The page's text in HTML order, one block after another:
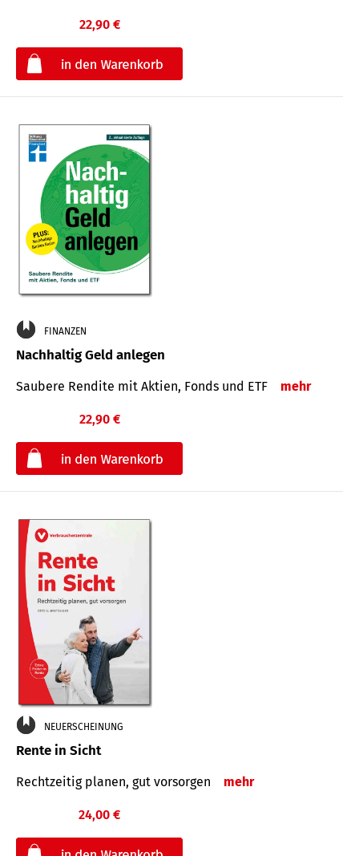
22,90 €
FINANZEN
Nachhaltig Geld anlegen
Saubere Rendite mit Aktien, Fonds und ETF mehr
22,90 €
NEUERSCHEINUNG
Rente in Sicht
Rechtzeitig planen, gut vorsorgen mehr
24,00 €